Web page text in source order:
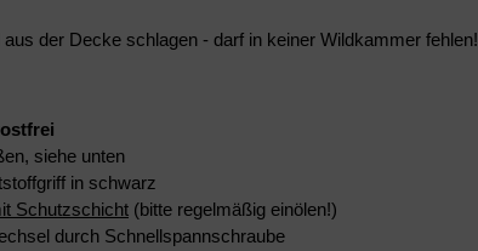
der Decke schlagen - darf in keiner Wildkammer fehlen!
siehe unten
in schwarz
Schutzschicht (bitte regelmäßig einölen!)
durch Schnellspannschraube